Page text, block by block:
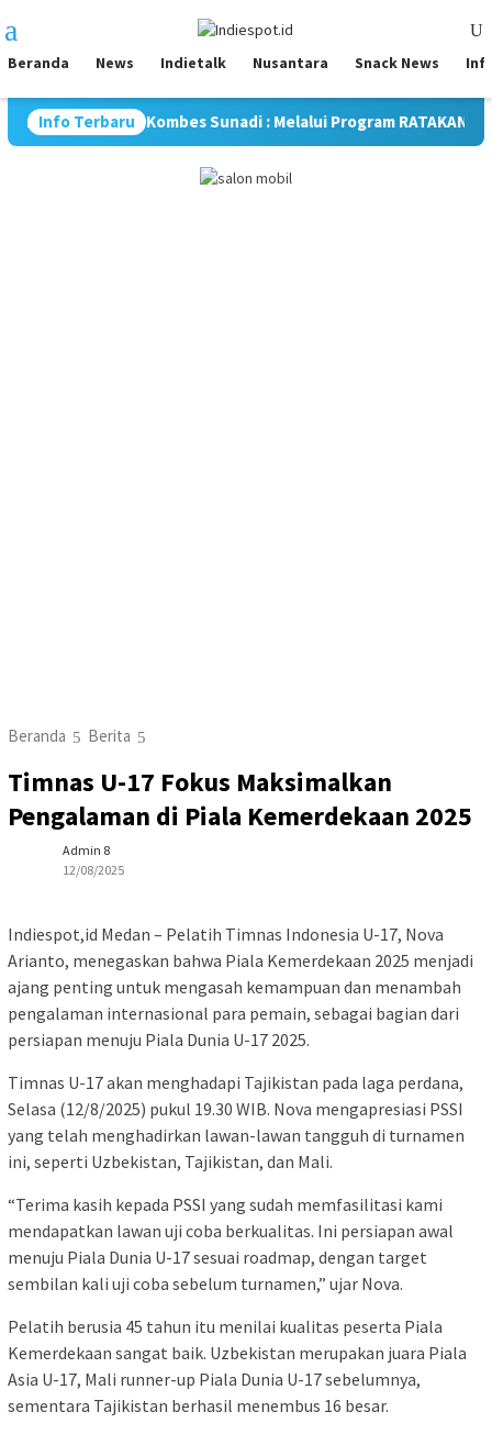
ke
konten
Mobile
Beranda News Indietalk Nusantara Snack News
Info Terbaru
Kombes Sunadi : Melalui Program RATAKAN, Kami
Beranda Berita
Timnas U-17 Fokus Maksimalkan
Pengalaman di Piala Kemerdekaan 2025
Admin 8
12/08/2025
Indiespot,id Medan – Pelatih Timnas Indonesia U-17, Nova
Arianto, menegaskan bahwa Piala Kemerdekaan 2025 menjadi
ajang penting untuk mengasah kemampuan dan menambah
pengalaman internasional para pemain, sebagai bagian dari
persiapan menuju Piala Dunia U-17 2025.
Timnas U-17 akan menghadapi Tajikistan pada laga perdana,
Selasa (12/8/2025) pukul 19.30 WIB. Nova mengapresiasi PSSI
yang telah menghadirkan lawan-lawan tangguh di turnamen
ini, seperti Uzbekistan, Tajikistan, dan Mali.
“Terima kasih kepada PSSI yang sudah memfasilitasi kami
mendapatkan lawan uji coba berkualitas. Ini persiapan awal
menuju Piala Dunia U-17 sesuai roadmap, dengan target
sembilan kali uji coba sebelum turnamen,” ujar Nova.
Pelatih berusia 45 tahun itu menilai kualitas peserta Piala
Kemerdekaan sangat baik. Uzbekistan merupakan juara Piala
Asia U-17, Mali runner-up Piala Dunia U-17 sebelumnya,
sementara Tajikistan berhasil menembus 16 besar.